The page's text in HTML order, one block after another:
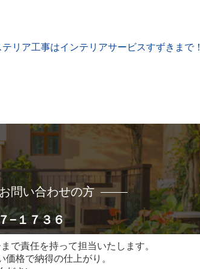
リア工事はインテリアサービスすずきまで！
問い合わせの方
−１７３６
で責任を持って担当いたします。
格で納得の仕上がり。